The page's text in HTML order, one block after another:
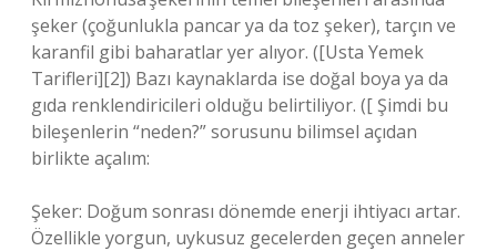
şeker (çoğunlukla pancar ya da toz şeker), tarçın ve
karanfil gibi baharatlar yer alıyor. ([Usta Yemek
Tarifleri][2]) Bazı kaynaklarda ise doğal boya ya da
gıda renklendiricileri olduğu belirtiliyor. ([ Şimdi bu
bileşenlerin “neden?” sorusunu bilimsel açıdan
birlikte açalım:
Şeker: Doğum sonrası dönemde enerji ihtiyacı artar.
Özellikle yorgun, uykusuz gecelerden geçen anneler